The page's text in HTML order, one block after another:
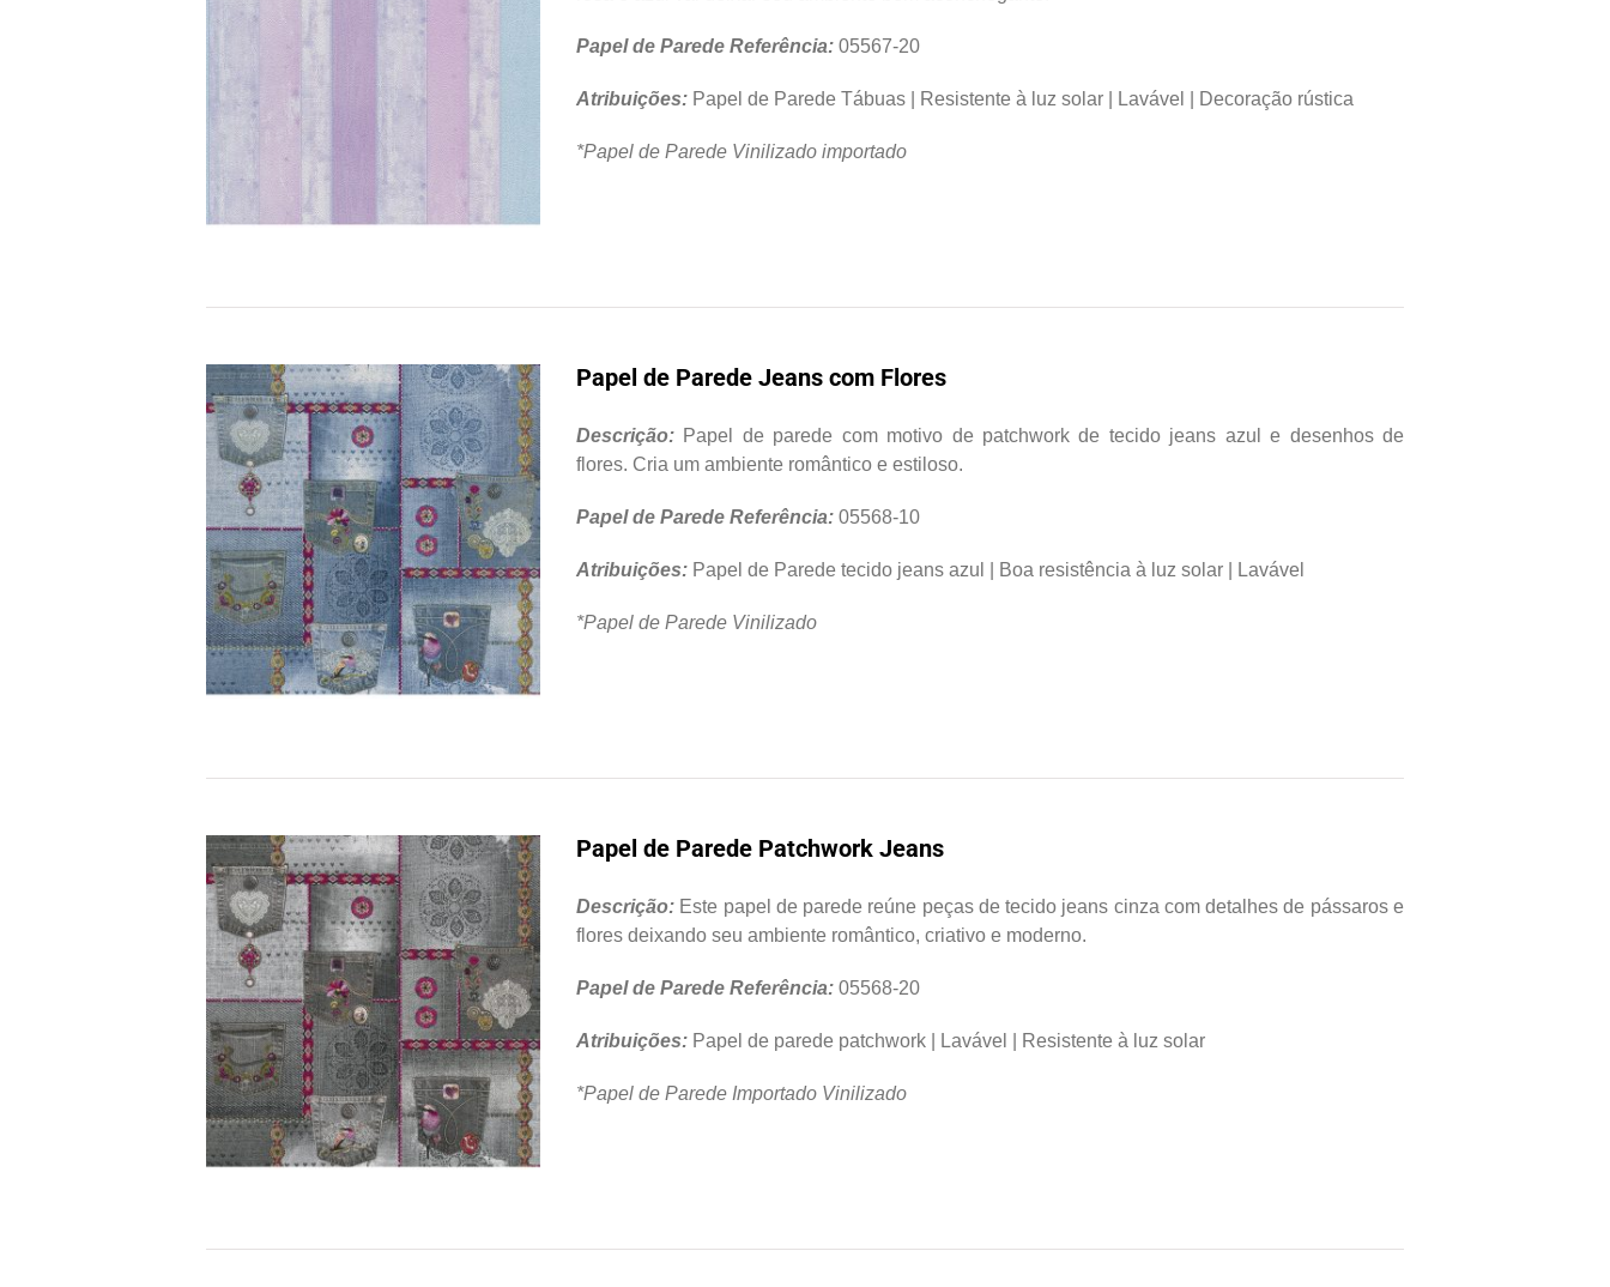
Papel de Parede Referência: 05567-20
Atribuições: Papel de Parede Tábuas | Resistente à luz solar | Lavável | Decoração rústica
*Papel de Parede Vinilizado importado
Papel de Parede Jeans com Flores
Descrição: Papel de parede com motivo de patchwork de tecido jeans azul e desenhos de
flores. Cria um ambiente romântico e estiloso.
Papel de Parede Referência: 05568-10
Atribuições: Papel de Parede tecido jeans azul | Boa resistência à luz solar | Lavável
*Papel de Parede Vinilizado
Papel de Parede Patchwork Jeans
Descrição: Este papel de parede reúne peças de tecido jeans cinza com detalhes de pássaros e
flores deixando seu ambiente romântico, criativo e moderno.
Papel de Parede Referência: 05568-20
Atribuições: Papel de parede patchwork | Lavável | Resistente à luz solar
*Papel de Parede Importado Vinilizado